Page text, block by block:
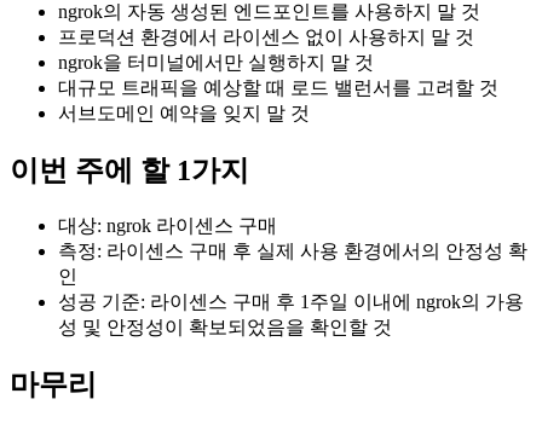
ngrok의 자동 생성된 엔드포인트를 사용하지 말 것
프로덕션 환경에서 라이센스 없이 사용하지 말 것
ngrok을 터미널에서만 실행하지 말 것
대규모 트래픽을 예상할 때 로드 밸런서를 고려할 것
서브도메인 예약을 잊지 말 것
이번 주에 할 1가지
대상: ngrok 라이센스 구매
측정: 라이센스 구매 후 실제 사용 환경에서의 안정성 확
인
성공 기준: 라이센스 구매 후 1주일 이내에 ngrok의 가용
성 및 안정성이 확보되었음을 확인할 것
마무리